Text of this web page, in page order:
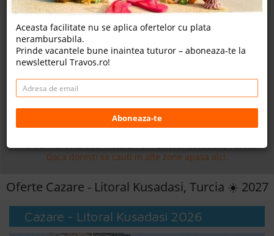
Aici sunt afisate doar hoteluri dinLitoral Kusadasi, Turcia.
Daca doresti sa cauti in alte zone apasa aici.
Oferte Cazare - Litoral Kusadasi, Turcia ☀️ 2027
Cazare - Litoral Kusadasi 2026
CAZARE
CHARTER AVION
CAZARE + AUTOCAR
CONTACT
LEI EURO
Aceasta facilitate nu se aplica ofertelor cu plata
nerambursabila.
Prinde vacantele bune inaintea tuturor – aboneaza-te la
newsletterul Travos.ro!
Aboneaza-te